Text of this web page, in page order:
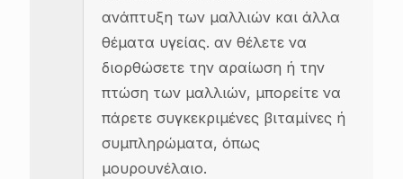
ανάπτυξη των μαλλιών και άλλα
θέματα υγείας. αν θέλετε να
διορθώσετε την αραίωση ή την
πτώση των μαλλιών, μπορείτε να
πάρετε συγκεκριμένες βιταμίνες ή
συμπληρώματα, όπως
μουρουνέλαιο.